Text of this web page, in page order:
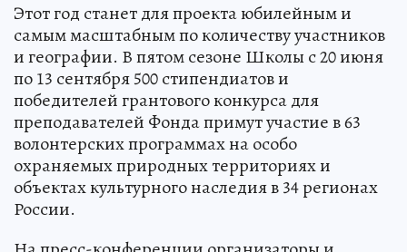
Этот год станет для проекта юбилейным и
самым масштабным по количеству участников
и географии. В пятом сезоне Школы с 20 июня
по 13 сентября 500 стипендиатов и
победителей грантового конкурса для
преподавателей Фонда примут участие в 63
волонтерских программах на особо
охраняемых природных территориях и
объектах культурного наследия в 34 регионах
России.